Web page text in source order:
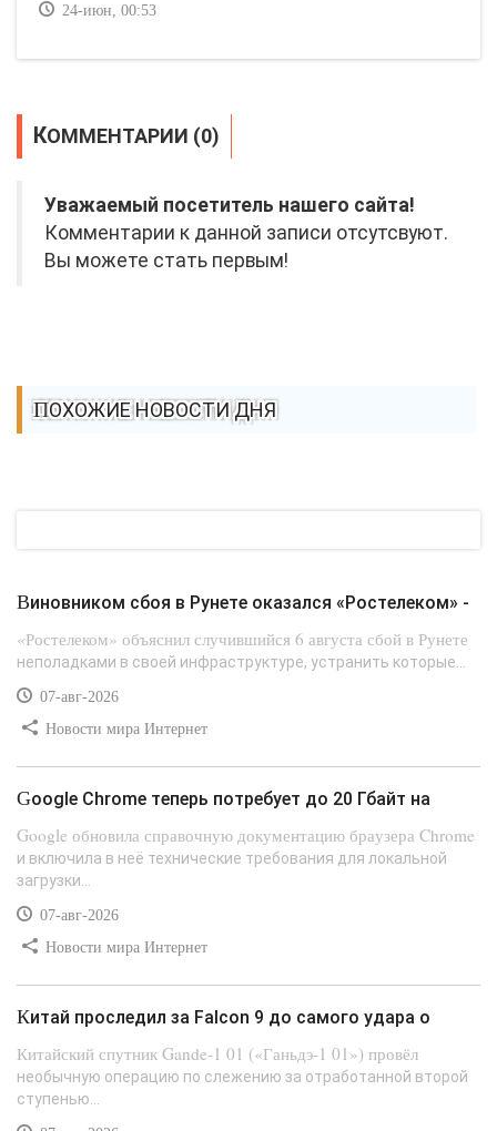
24-июн, 00:53
КОММЕНТАРИИ (0)
Уважаемый посетитель нашего сайта!
Комментарии к данной записи отсутсвуют.
Вы можете стать первым!
ПОХОЖИЕ НОВОСТИ ДНЯ
Виновником сбоя в Рунете оказался «Ростелеком» -
«Ростелеком» объяснил случившийся 6 августа сбой в Рунете
неполадками в своей инфраструктуре, устранить которые...
07-авг-2026
Новости мира Интернет
Google Chrome теперь потребует до 20 Гбайт на
Google обновила справочную документацию браузера Chrome
и включила в неё технические требования для локальной
загрузки...
07-авг-2026
Новости мира Интернет
Китай проследил за Falcon 9 до самого удара о
Китайский спутник Gande-1 01 («Ганьдэ-1 01») провёл
необычную операцию по слежению за отработанной второй
ступенью...